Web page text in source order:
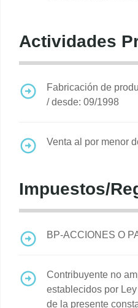
Actividades
Fabricación de
/desde: 09/1998
Venta al por menor
Impuestos/
BP-ACCIONES O
Contribuyente no
establecidos por
de la presente